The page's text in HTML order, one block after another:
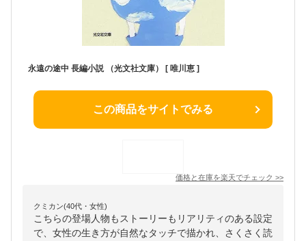
永遠の途中 長編小説 （光文社文庫） [ 唯川恵 ]
この商品をサイトでみる
価格と在庫を楽天でチェック >>
クミカン(40代・女性)
こちらの登場人物もストーリーもリアリティのある設定
で、女性の生き方が自然なタッチで描かれ、さくさく読